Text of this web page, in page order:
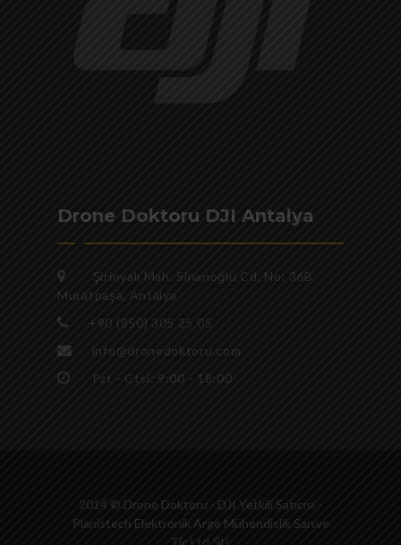
Drone Doktoru DJI Antalya
Şirinyalı Mah. Sinanoğlu Cd, No: 36B
Muratpaşa, Antalya
+90 (850) 305 25 05
info@dronedoktoru.com
Pzt - Ctsi: 9:00 - 18:00
2014 © Drone Doktoru - DJI Yetkili Satıcısı -
Planistech Elektronik Arge Mühendislik San.ve